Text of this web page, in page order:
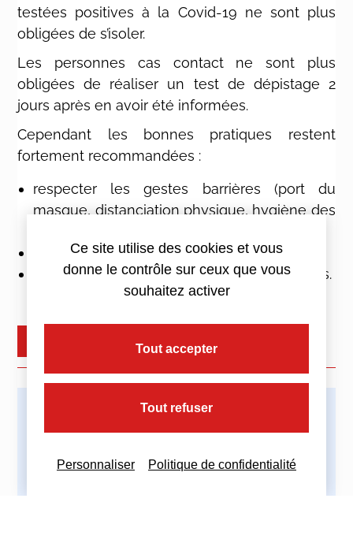
testées positives à la Covid-19 ne sont plus
obligées de s’isoler.
Les personnes cas contact ne sont plus
obligées de réaliser un test de dépistage 2
jours après en avoir été informées.
Cependant les bonnes pratiques restent
fortement recommandées :
respecter les gestes barrières (port du
masque, distanciation physique, hygiène des
réaliser un test de dépistage ;
éviter le contact avec les personnes fragiles.
+ d'infos : nous contacter
Imprimez cette actualité
Ce site utilise des cookies et vous
donne le contrôle sur ceux que vous
souhaitez activer
Tout accepter
Tout refuser
Personnaliser Politique de confidentialité